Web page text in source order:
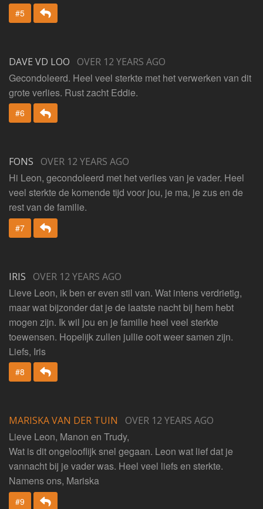
#5 Beantwoorden
DAVE VD LOO OVER 12 YEARS AGO
Gecondoleerd. Heel veel sterkte met het verwerken van dit
grote verlies. Rust zacht Eddie.
#6 Beantwoorden
FONS OVER 12 YEARS AGO
Hi Leon, gecondoleerd met het verlies van je vader. Heel
veel sterkte de komende tijd voor jou, je ma, je zus en de
rest van de familie.
#7 Beantwoorden
IRIS OVER 12 YEARS AGO
Lieve Leon, ik ben er even stil van. Wat intens verdrietig,
maar wat bijzonder dat je de laatste nacht bij hem hebt
mogen zijn. Ik wil jou en je familie heel veel sterkte
toewensen. Hopelijk zullen jullie ooit weer samen zijn.
Liefs, Iris
#8 Beantwoorden
MARISKA VAN DER TUIN OVER 12 YEARS AGO
Lieve Leon, Manon en Trudy,
Wat is dit ongelooflijk snel gegaan. Leon wat lief dat je
vannacht bij je vader was. Heel veel liefs en sterkte.
Namens ons, Mariska
#9 Beantwoorden